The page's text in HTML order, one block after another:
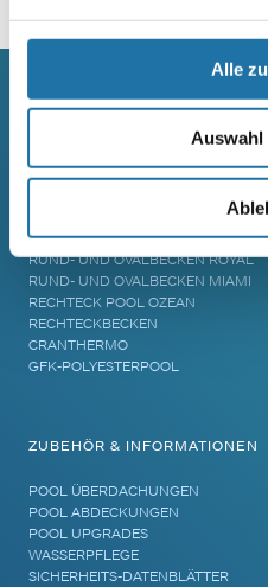
Alle
Auswahl
RUNDBECKEN RIMINI
RUND- UND OVALBECKEN RIVA
RUND- UND OVALBECKEN ROYAL
RUND- UND OVALBECKEN MIAMI
RECHTECK POOL OZEAN
RECHTECKBECKEN
CRANTHERMO
GFK-POLYESTERPOOL
ZUBEHÖR & INFORMATIONEN
POOL ÜBERDACHUNGEN
POOL ABDECKUNGEN
POOL UPGRADES
WASSERPFLEGE
SICHERHEITS-DATENBLÄTTER